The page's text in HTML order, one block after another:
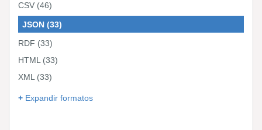
CSV (46)
JSON (33)
RDF (33)
HTML (33)
XML (33)
Expandir formatos